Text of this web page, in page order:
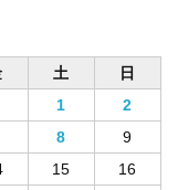
土
日
1
2
8
9
15
16